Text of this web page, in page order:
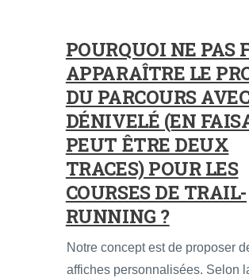
POURQUOI NE PAS
APPARAÎTRE LE
DU PARCOURS
DÉNIVELÉ (EN
PEUT ÊTRE DEUX
TRACES) POUR LES
COURSES DE TRAIL-
RUNNING ?
Notre concept est de proposer
affiches personnalisées. Selon